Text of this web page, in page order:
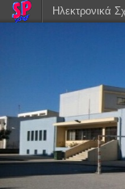
Ηλεκτρονικά